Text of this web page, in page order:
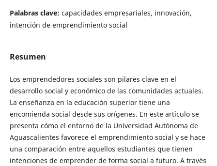
Palabras clave: capacidades empresariales, innovación,
intención de emprendimiento social
Resumen
Los emprendedores sociales son pilares clave en el
desarrollo social y económico de las comunidades actuales.
La enseñanza en la educación superior tiene una
encomienda social desde sus orígenes. En este artículo se
presenta cómo el entorno de la Universidad Autónoma de
Aguascalientes favorece el emprendimiento social y se hace
una comparación entre aquellos estudiantes que tienen
intenciones de emprender de forma social a futuro. A través